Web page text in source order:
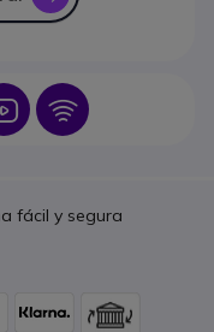
Icon Icon
fácil y segura